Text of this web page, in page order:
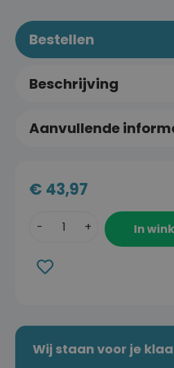
Bestellen
Beschrijving
Aanvullende
€ 43,97
In
Wij staan voor je